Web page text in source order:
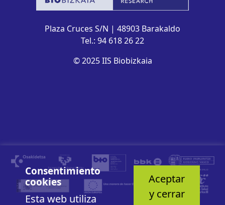
Plaza Cruces S/N | 48903 Barakaldo
Tel.: 94 618 26 22
© 2025 IIS Biobizkaia
Consentimiento
cookies
Esta web utiliza
Aceptar
y cerrar